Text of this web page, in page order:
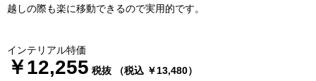
越しの際も楽に移動できるので実用的です。
インテリアル特価
￥12,255 税抜 （税込 ￥13,480）